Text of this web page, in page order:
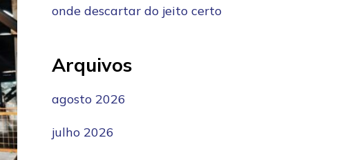
onde descartar do jeito certo
Arquivos
agosto 2026
julho 2026